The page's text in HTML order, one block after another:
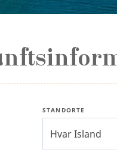
STANDORTE
Hvar Island